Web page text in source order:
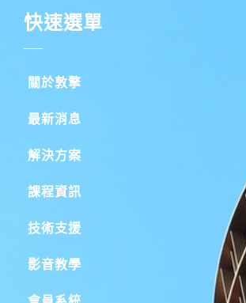
快速選單
關於敦擎
最新消息
解決方案
課程資訊
技術支援
影音教學